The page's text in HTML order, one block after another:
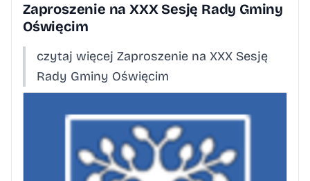
Zaproszenie na XXX Sesję Rady Gminy
Oświęcim
czytaj więcej Zaproszenie na XXX Sesję
Rady Gminy Oświęcim